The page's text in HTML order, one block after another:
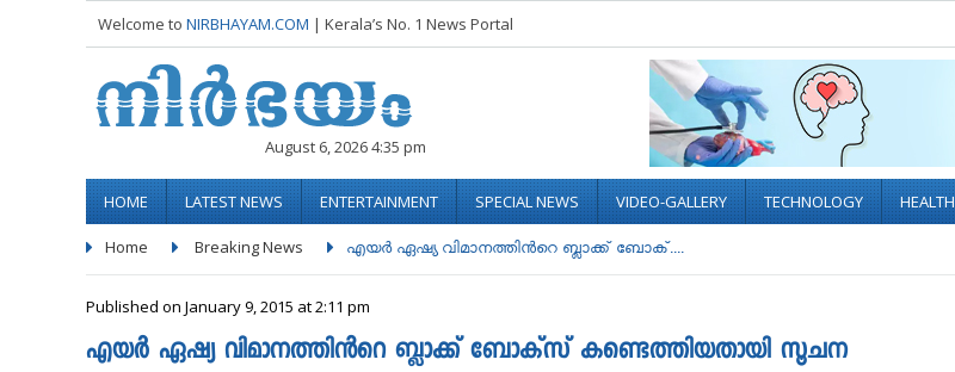
Welcome to NIRBHAYAM.COM | Kerala’s No. 1 News Portal
August 6, 2026 4:35 pm
HOME LATEST NEWS ENTERTAINMENT SPECIAL NEWS VIDEO-GALLERY TECHNOLOGY HEALTH
Home Breaking News എയര്‍ ഏഷ്യ വിമാനത്തിൻറെ ബ്ലാക്ക് ബോക്‌....
Published on January 9, 2015 at 2:11 pm
എയര്‍ ഏഷ്യ വിമാനത്തിൻറെ ബ്ലാക്ക് ബോക്‌സ് കണ്ടെത്തിയതായി സൂചന